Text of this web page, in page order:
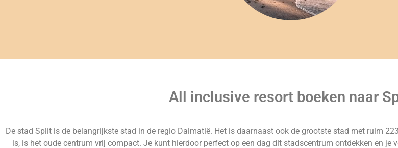
All inclusive resort boeken naar
De stad Split is de belangrijkste stad in de regio Dalmatië. Het is daarnaast ook de grootste stad met ruim
is, is het oude centrum vrij compact. Je kunt hierdoor perfect op een dag dit stadscentrum ontdekken en je